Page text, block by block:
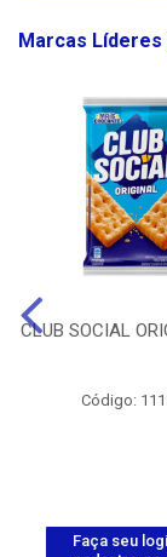
Marcas
CLUB SOCIAL
Código:
Faça seu